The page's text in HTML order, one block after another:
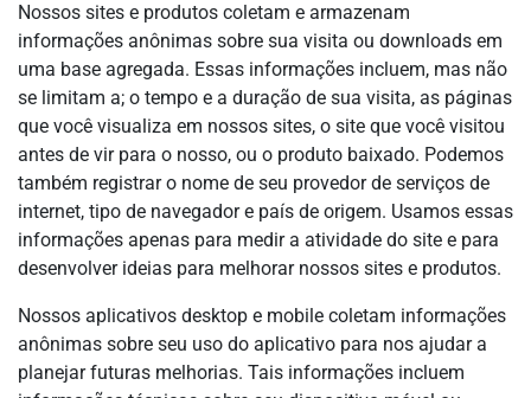
Nossos sites e produtos coletam e armazenam
informações anônimas sobre sua visita ou downloads em
uma base agregada. Essas informações incluem, mas não
se limitam a; o tempo e a duração de sua visita, as páginas
que você visualiza em nossos sites, o site que você visitou
antes de vir para o nosso, ou o produto baixado. Podemos
também registrar o nome de seu provedor de serviços de
internet, tipo de navegador e país de origem. Usamos essas
informações apenas para medir a atividade do site e para
desenvolver ideias para melhorar nossos sites e produtos.
Nossos aplicativos desktop e mobile coletam informações
anônimas sobre seu uso do aplicativo para nos ajudar a
planejar futuras melhorias. Tais informações incluem